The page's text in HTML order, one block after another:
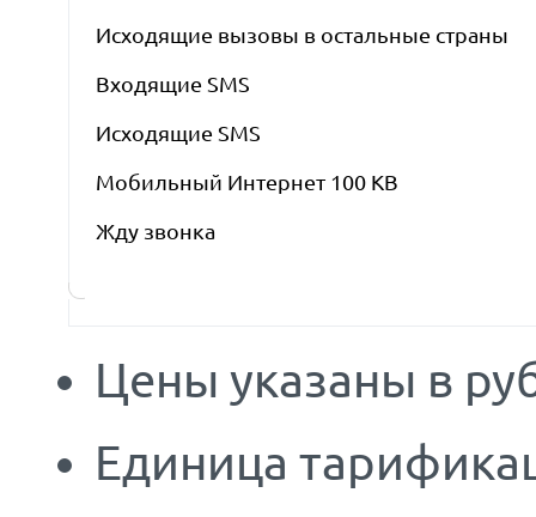
Исходящие вызовы в остальные страны
Входящие SMS
Исходящие SMS
Мобильный Интернет 100 KB
Жду звонка
Цены указаны в
Единица